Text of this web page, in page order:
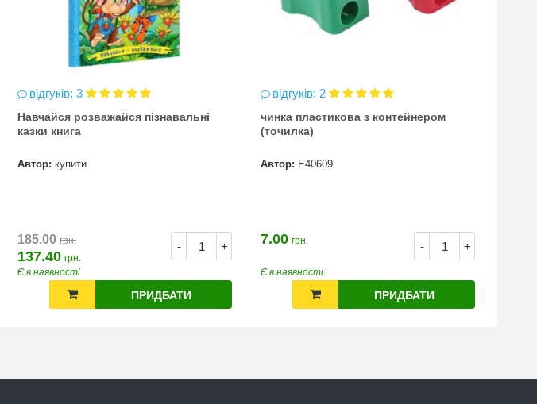
відгуків: 3
Навчайся розважайся пізнавальні
казки книга
Автор: купити
- +
185.00 грн.
137.40 грн.
Є в наявності
ПРИДБАТИ
відгуків: 2
чинка пластикова з контейнером
(точилка)
Автор: Е40609
- +
7.00 грн.
Є в наявності
ПРИДБАТИ